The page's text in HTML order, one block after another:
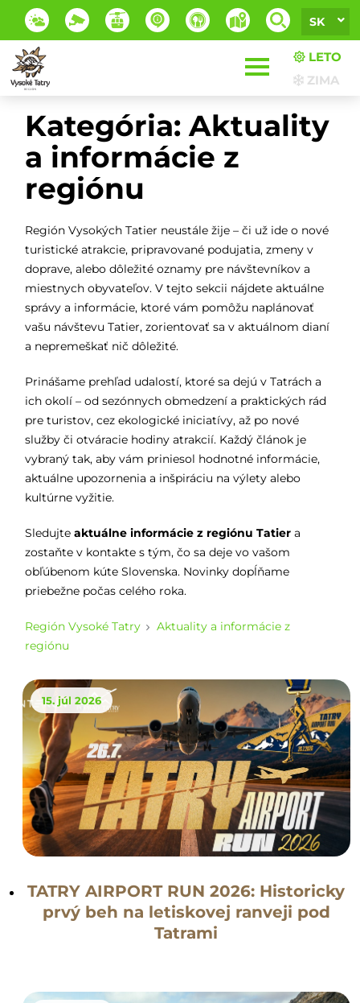
SK
LETO
ZIMA
Kategória:Aktuality
a informácie z
regiónu
Región Vysokých Tatier neustále žije – či už ide o nové
turistické atrakcie, pripravované podujatia, zmeny v
doprave, alebo dôležité oznamy pre návštevníkov a
miestnych obyvateľov. V tejto sekcii nájdete aktuálne
správy a informácie, ktoré vám pomôžu naplánovať
vašu návštevu Tatier, zorientovať sa v aktuálnom dianí
a nepremeškať nič dôležité.
Prinášame prehľad udalostí, ktoré sa dejú v Tatrách a
ich okolí – od sezónnych obmedzení a praktických rád
pre turistov, cez ekologické iniciatívy, až po nové
služby či otváracie hodiny atrakcií. Každý článok je
vybraný tak, aby vám priniesol hodnotné informácie,
aktuálne upozornenia a inšpiráciu na výlety alebo
kultúrne vyžitie.
Sledujte aktuálne informácie z regiónu Tatiera
zostaňte v kontakte s tým, čo sa deje vo vašom
obľúbenom kúte Slovenska. Novinky dopĺňame
priebežne počas celého roka.
Región Vysoké Tatry
Aktuality a informácie z
regiónu
15. júl 2026
TATRY AIRPORT RUN 2026: Historicky
prvý beh na letiskovej ranveji pod
Tatrami